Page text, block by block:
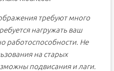
требуют много
нагружать ваш
работоспособности. Не
на старых
подвисания и лаги.